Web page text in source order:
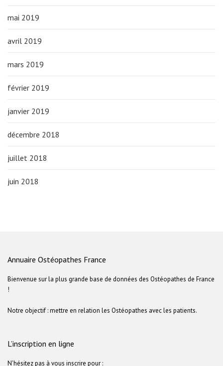
mai 2019
avril 2019
mars 2019
février 2019
janvier 2019
décembre 2018
juillet 2018
juin 2018
Annuaire Ostéopathes France
Bienvenue sur la plus grande base de données des Ostéopathes de France
!
Notre objectif : mettre en relation les Ostéopathes avec les patients.
L’inscription en ligne
N'hésitez pas à vous inscrire pour :